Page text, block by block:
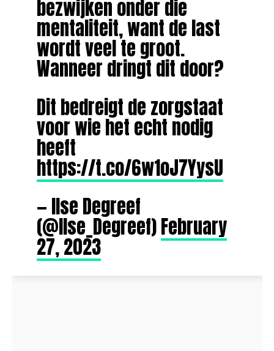
bezwijken onder die
mentaliteit, want de last
wordt veel te groot.
Wanneer dringt dit door?
Dit bedreigt de zorgstaat
voor wie het echt nodig
heeft
https://t.co/6w1oJ7YysU
— Ilse Degreef
(@Ilse_Degreef)February
27, 2023